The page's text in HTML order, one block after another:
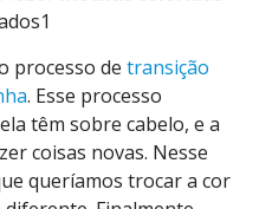
processo de transição
. Esse processo
têm sobre cabelo, e a
coisas novas. Nesse
queríamos trocar a cor